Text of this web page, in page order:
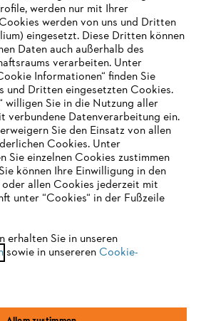
Rechtliche Informationen
WIRD NICHT
Seite empfehlen wir Ihnen, zu
zu wechseln:
Chrome
werden nur mit Ihrer
werden von uns und Dritten
eingesetzt. Diese Dritten können
Daten auch außerhalb des
verarbeiten. Unter
Informationen“ finden Sie
und Dritten eingesetzten Cookies.
willigen Sie in die Nutzung aller
verbundene Datenverarbeitung ein.
Sie den Einsatz von allen
Cookies. Unter
Sie einzelnen Cookies zustimmen
können Ihre Einwilligung in den
oder allen Cookies jederzeit mit
unter “Cookies“ in der Fußzeile
erhalten Sie in unseren
sowie in unsereren Cookie-